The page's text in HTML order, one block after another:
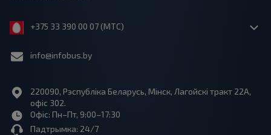
+375 33 390 00 07 (МТС)
info@infobus.by
220090, Рэспубліка Беларусь, Мінск, Лагойскі тракт 22A,
офіс 302.
Офіс: Пн–Пт, 9:00–17:30
Падтрымка: 24/7